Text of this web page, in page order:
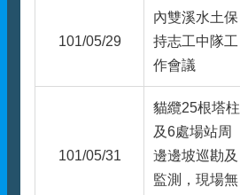
101/05/29
內雙溪水土保
持志工中隊工
作會議
101/05/31
貓纜25根塔柱
及6處場站周
邊邊坡巡勘及
監測，現場無